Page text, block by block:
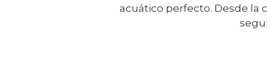
acuático perfecto. Desde la